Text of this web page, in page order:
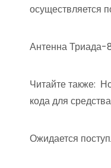
осуществляется
Антенна
Читайте также:
кода для
Ожидается